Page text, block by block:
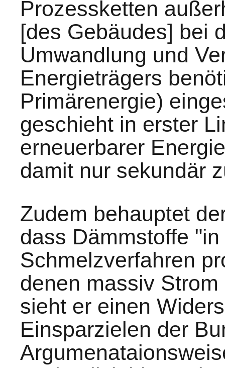
Prozessketten
[des Gebäudes] bei
Umwandlung und
Energieträgers
Primärenergie)
geschieht in erster
erneuerbarer
damit nur sekundär
Zudem behauptet
dass Dämmstoffe
Schmelzverfahren
denen massiv
sieht er einen
Einsparzielen der